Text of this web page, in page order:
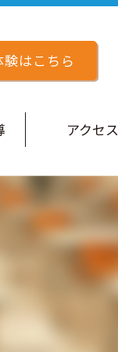
はこちら
アクセス